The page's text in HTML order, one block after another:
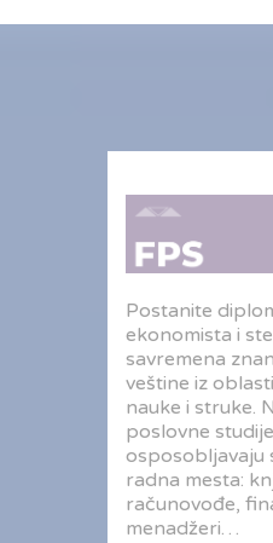
Postanite
ekonomista i
savremena
veštine iz
nauke i struke.
poslovne studije
osposobljavaju
radna mesta:
računovođe,
menadžeri…